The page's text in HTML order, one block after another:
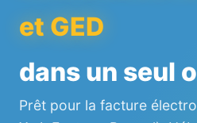
et GED
dans un seul
Prêt pour la facture